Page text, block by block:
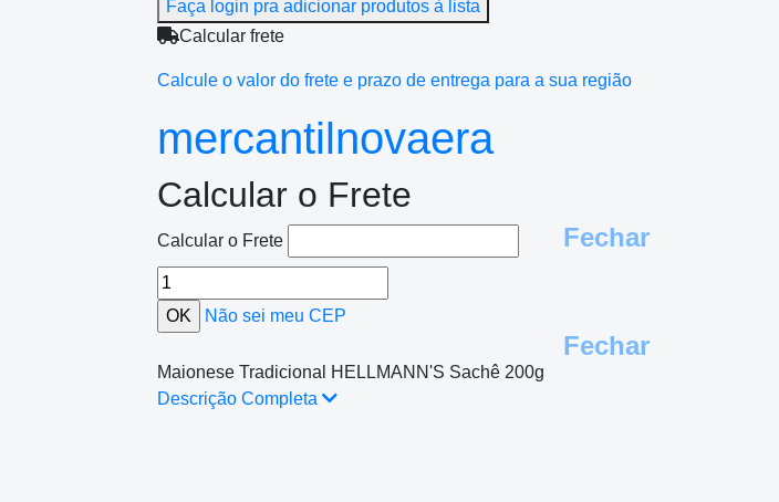
Faça login pra adicionar produtos à lista
Calcular frete
Calcule o valor do frete e prazo de entrega para a sua região
mercantilnovaera
Calcular o Frete
Fechar
Calcular o Frete
Não sei meu CEP
Fechar
Maionese Tradicional HELLMANN'S Sachê 200g
Descrição Completa